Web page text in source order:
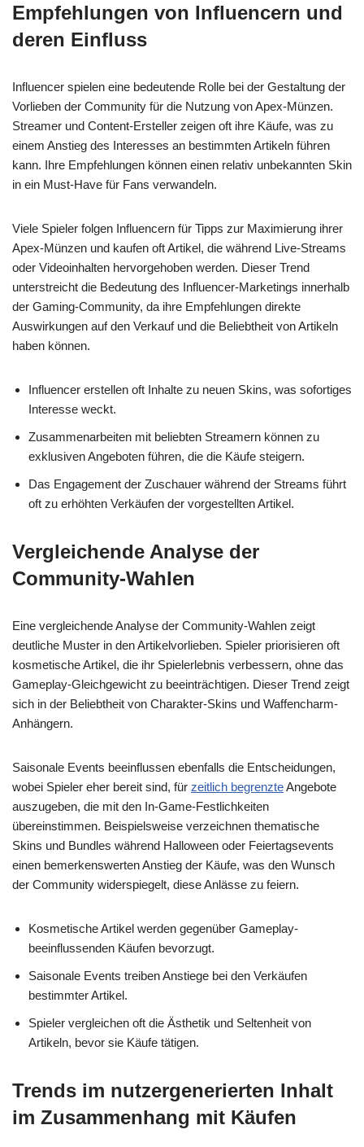
Empfehlungen von Influencern und
deren Einfluss
Influencer spielen eine bedeutende Rolle bei der Gestaltung der
Vorlieben der Community für die Nutzung von Apex-Münzen.
Streamer und Content-Ersteller zeigen oft ihre Käufe, was zu
einem Anstieg des Interesses an bestimmten Artikeln führen
kann. Ihre Empfehlungen können einen relativ unbekannten Skin
in ein Must-Have für Fans verwandeln.
Viele Spieler folgen Influencern für Tipps zur Maximierung ihrer
Apex-Münzen und kaufen oft Artikel, die während Live-Streams
oder Videoinhalten hervorgehoben werden. Dieser Trend
unterstreicht die Bedeutung des Influencer-Marketings innerhalb
der Gaming-Community, da ihre Empfehlungen direkte
Auswirkungen auf den Verkauf und die Beliebtheit von Artikeln
haben können.
Influencer erstellen oft Inhalte zu neuen Skins, was sofortiges
Interesse weckt.
Zusammenarbeiten mit beliebten Streamern können zu
exklusiven Angeboten führen, die die Käufe steigern.
Das Engagement der Zuschauer während der Streams führt
oft zu erhöhten Verkäufen der vorgestellten Artikel.
Vergleichende Analyse der
Community-Wahlen
Eine vergleichende Analyse der Community-Wahlen zeigt
deutliche Muster in den Artikelvorlieben. Spieler priorisieren oft
kosmetische Artikel, die ihr Spielerlebnis verbessern, ohne das
Gameplay-Gleichgewicht zu beeinträchtigen. Dieser Trend zeigt
sich in der Beliebtheit von Charakter-Skins und Waffencharm-
Anhängern.
Saisonale Events beeinflussen ebenfalls die Entscheidungen,
wobei Spieler eher bereit sind, für zeitlich begrenzteAngebote
auszugeben, die mit den In-Game-Festlichkeiten
übereinstimmen. Beispielsweise verzeichnen thematische
Skins und Bundles während Halloween oder Feiertagsevents
einen bemerkenswerten Anstieg der Käufe, was den Wunsch
der Community widerspiegelt, diese Anlässe zu feiern.
Kosmetische Artikel werden gegenüber Gameplay-
beeinflussenden Käufen bevorzugt.
Saisonale Events treiben Anstiege bei den Verkäufen
bestimmter Artikel.
Spieler vergleichen oft die Ästhetik und Seltenheit von
Artikeln, bevor sie Käufe tätigen.
Trends im nutzergenerierten Inhalt
im Zusammenhang mit Käufen